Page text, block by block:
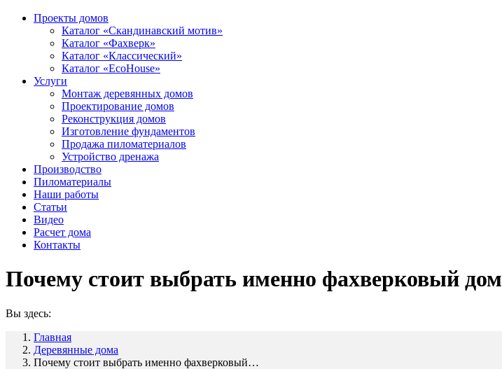
Проекты домов
Каталог «Скандинавский мотив»
Каталог «Фахверк»
Каталог «Классический»
Каталог «EcoHouse»
Услуги
Монтаж деревянных домов
Проектирование домов
Реконструкция домов
Изготовление фундаментов
Продажа пиломатериалов
Устройство дренажа
Производство
Пиломатериалы
Наши работы
Статьи
Видео
Расчет дома
Контакты
Почему стоит выбрать именно фахверковый дом
Вы здесь:
Главная
Деревянные дома
Почему стоит выбрать именно фахверковый…